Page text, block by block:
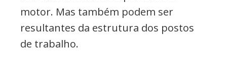
motor. Mas também podem ser
resultantes da estrutura dos postos
de trabalho.